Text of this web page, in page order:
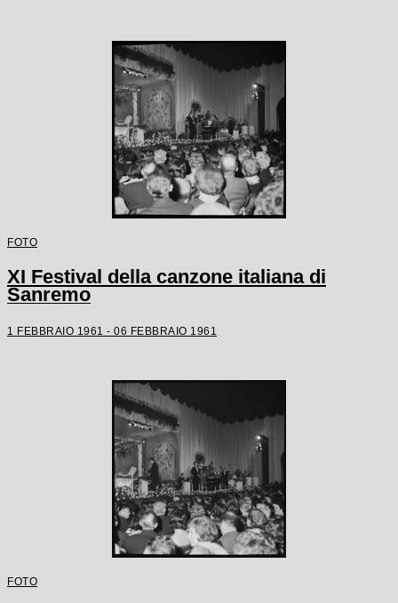
FOTO
XI Festival della canzone italiana di
Sanremo
1 FEBBRAIO 1961 - 06 FEBBRAIO 1961
FOTO